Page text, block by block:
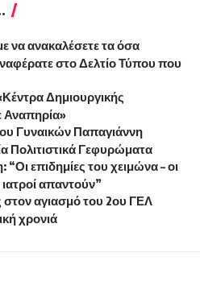
να ανακαλέσετε τα όσα
στο Δελτίο Τύπου που
Δημιουργικής
Γυναικών Παπαγιάννη
Πολιτιστικά Γεφυρώματα
επιδημίες του χειμώνα – οι
ιατροί απαντούν”
αγιασμό του 2ου ΓΕΛ
χρονιά